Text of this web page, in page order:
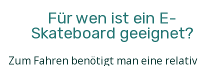
Für wen ist ein E-
Skateboard geeignet?
Zum Fahren benötigt man eine relativ